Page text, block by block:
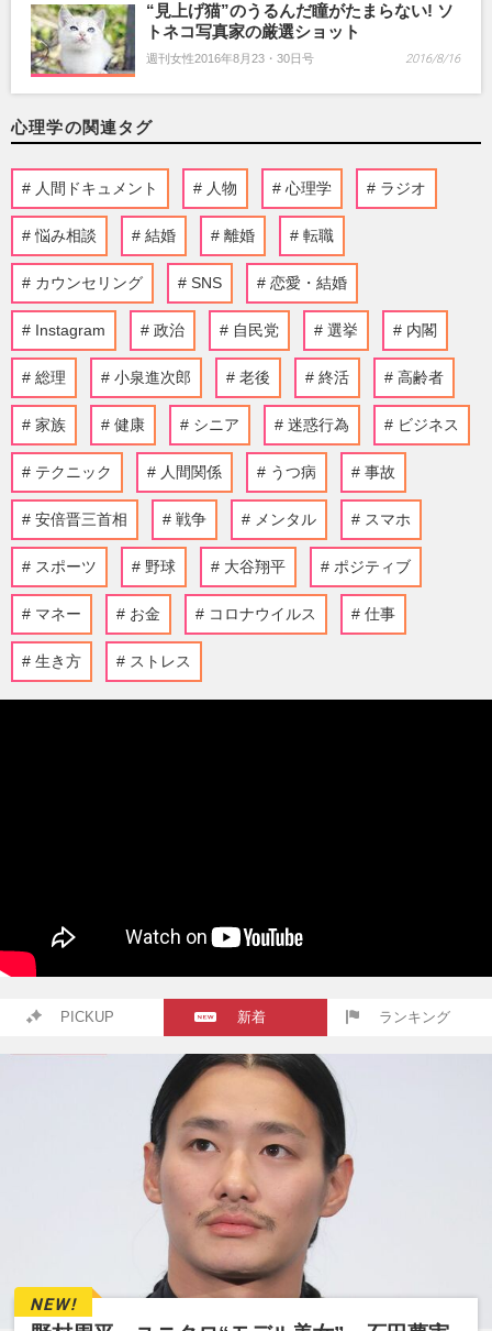
“見上げ猫”のうるんだ瞳がたまらない! ソ
トネコ写真家の厳選ショット
週刊女性2016年8月23・30日号 2016/8/16
心理学の関連タグ
人間ドキュメント 人物 心理学 ラジオ
悩み相談 結婚 離婚 転職
カウンセリング SNS 恋愛・結婚
Instagram 政治 自民党 選挙 内閣
総理 小泉進次郎 老後 終活 高齢者
家族 健康 シニア 迷惑行為 ビジネス
テクニック 人間関係 うつ病 事故
安倍晋三首相 戦争 メンタル スマホ
スポーツ 野球 大谷翔平 ポジティブ
マネー お金 コロナウイルス 仕事
生き方 ストレス
PICKUP 新着 ランキング